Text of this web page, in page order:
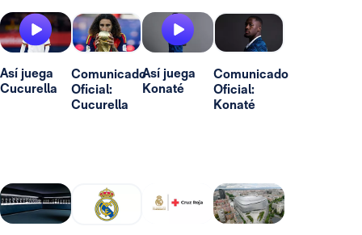
Así juega
Cucurella
Comunicado
Oficial:
Cucurella
Así juega
Konaté
Comunicado
Oficial:
Konaté